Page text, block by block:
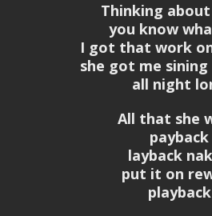
Thinking
you know
I got that work
she got me
all night
All that she
payback
layback
put it on
playback